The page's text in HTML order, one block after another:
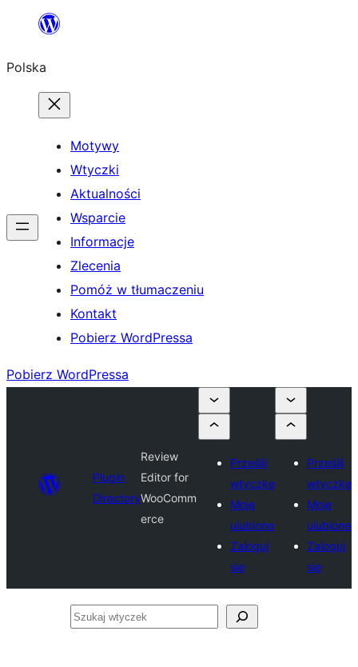
Przejdź
treści
Polska
Motywy
Wtyczki
Aktualności
Wsparcie
Informacje
Zlecenia
Pomóż w tłumaczeniu
Kontakt
Pobierz WordPressa
Pobierz WordPressa
Plugin
Directory
Review
Editor for
WooComm
erce
Prześlij
wtyczkę
Moje
ulubione
Zaloguj
się
Prześlij
wtyczkę
Moje
ulubione
Zaloguj
się
Szukaj